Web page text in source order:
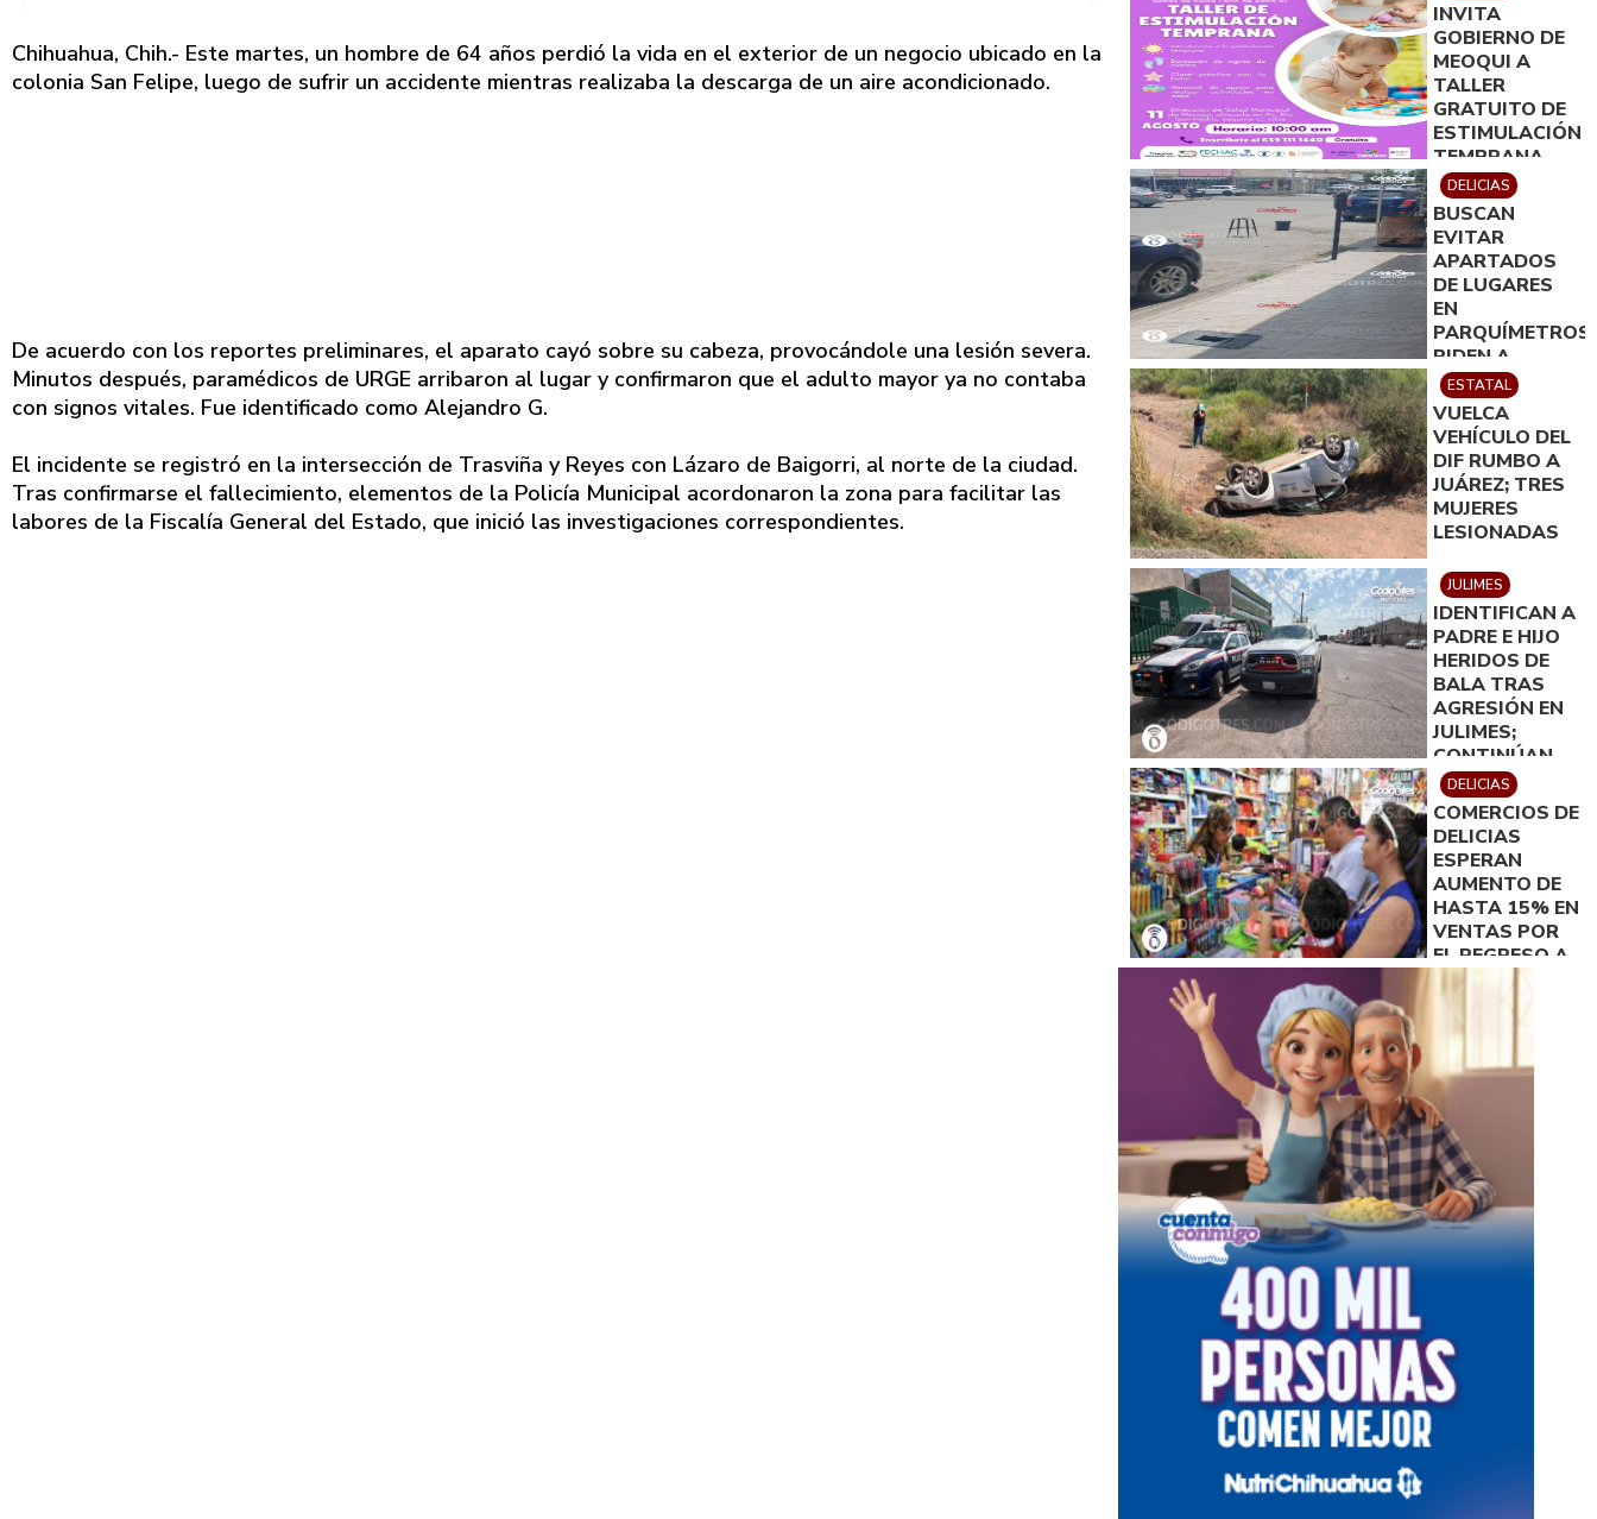
Chihuahua, Chih.- Este martes, un hombre de 64 años perdió la vida en el exterior de un negocio ubicado en la
colonia San Felipe, luego de sufrir un accidente mientras realizaba la descarga de un aire acondicionado.
De acuerdo con los reportes preliminares, el aparato cayó sobre su cabeza, provocándole una lesión severa.
Minutos después, paramédicos de URGE arribaron al lugar y confirmaron que el adulto mayor ya no contaba
con signos vitales. Fue identificado como Alejandro G.
El incidente se registró en la intersección de Trasviña y Reyes con Lázaro de Baigorri, al norte de la ciudad.
Tras confirmarse el fallecimiento, elementos de la Policía Municipal acordonaron la zona para facilitar las
labores de la Fiscalía General del Estado, que inició las investigaciones correspondientes.
INVITA
GOBIERNO DE
MEOQUI A
TALLER
GRATUITO DE
ESTIMULACIÓN
TEMPRANA
PARA MAMÁS
CON BEBÉS
DELICIAS
BUSCAN
EVITAR
APARTADOS
DE LUGARES
EN
PARQUÍMETROS;
PIDEN A
CIUDADANOS
REPORTAR
ESTA
PRÁCTICA
ESTATAL
VUELCA
VEHÍCULO DEL
DIF RUMBO A
JUÁREZ; TRES
MUJERES
LESIONADAS
JULIMES
IDENTIFICAN A
PADRE E HIJO
HERIDOS DE
BALA TRAS
AGRESIÓN EN
JULIMES;
CONTINÚAN
EN DELICIAS
DELICIAS
COMERCIOS DE
DELICIAS
ESPERAN
AUMENTO DE
HASTA 15% EN
VENTAS POR
EL REGRESO A
CLASES